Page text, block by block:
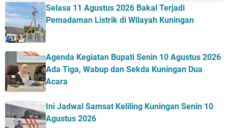
Selasa 11 Agustus 2026 Bakal Terjadi
Pemadaman Listrik di Wilayah Kuningan
Agenda Kegiatan Bupati Senin 10 Agustus 2026
Ada Tiga, Wabup dan Sekda Kuningan Dua
Acara
Ini Jadwal Samsat Keliling Kuningan Senin 10
Agustus 2026